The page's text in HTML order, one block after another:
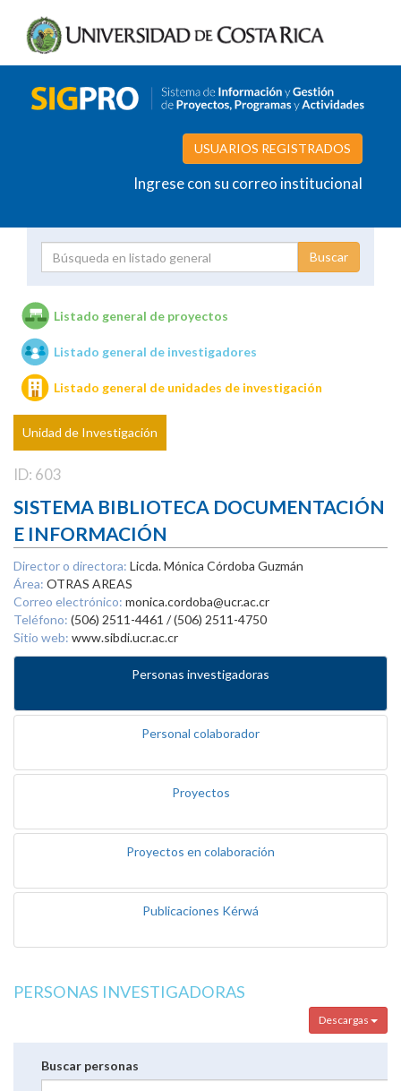
USUARIOS REGISTRADOS
Ingrese con su correo institucional
Unidades de investigación
Listado general de proyectos
Listado general de investigadores
Listado general de unidades de investigación
Unidad de Investigación
ID: 603
SISTEMA BIBLIOTECA DOCUMENTACIÓN
E INFORMACIÓN
Director o directora: Licda. Mónica Córdoba Guzmán
Área: OTRAS AREAS
Correo electrónico: monica.cordoba@ucr.ac.cr
Teléfono: (506) 2511-4461 / (506) 2511-4750
Sitio web: www.sibdi.ucr.ac.cr
Personas investigadoras
Personal colaborador
Proyectos
Proyectos en colaboración
Publicaciones Kérwá
PERSONAS INVESTIGADORAS
Descargas
Buscar personas